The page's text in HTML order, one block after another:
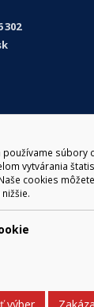
používame súbory
vytvárania
cookies
302
1
gen. M. R.
301, 048/28 56
Brezno. Technický
12/136 Žiar nad